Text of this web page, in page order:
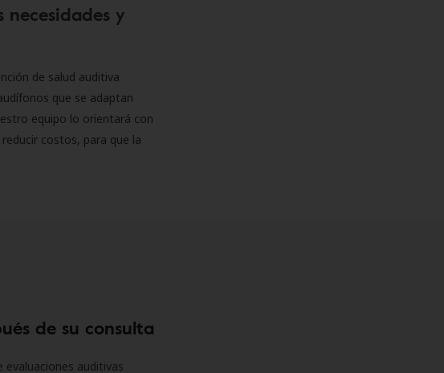
necesidades y
de salud auditiva
que se adaptan
equipo lo orientará con
costos, para que la
de su consulta
evaluaciones auditivas